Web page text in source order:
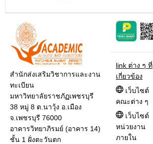
สำนักส่งเสริมวิชาการและงาน
ทะเบียน
มหาวิทยาลัยราชภัฏเพชรบุรี
38 หมู่ 8 ต.นาวุ้ง อ.เมือง
จ.เพชรบุรี 76000
อาคารวิทยาภิรมย์ (อาคาร 14)
ชั้น 1 ฝั่งตะวันตก
link ต่าง ๆ ที่
เกี่ยวข้อง
เว็บไซต์
คณะต่าง ๆ
เว็บไซต์
หน่วยงาน
ภายใน